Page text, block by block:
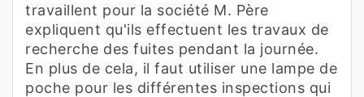
travaillent pour la société M. Père
expliquent qu'ils effectuent les travaux de
recherche des fuites pendant la journée.
En plus de cela, il faut utiliser une lampe de
poche pour les différentes inspections qui